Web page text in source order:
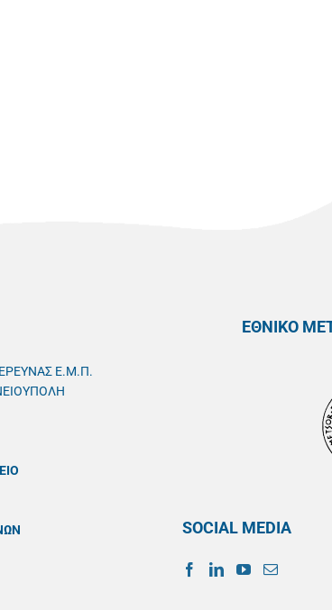
Ε.Μ.Π.
ΕΘΝΙΚΟ
SOCIAL MEDIA